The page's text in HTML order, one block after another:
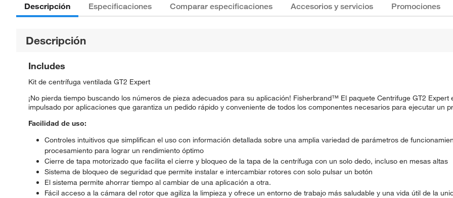
Descripción Especificaciones Comparar especificaciones Accesorios y servicios Promociones
Descripción
Includes
Kit de centrífuga ventilada GT2 Expert
¡No pierda tiempo buscando los números de pieza adecuados para su aplicación! Fisherbrand™ El paquete Centrifuge GT2 Expert
impulsado por aplicaciones que garantiza un pedido rápido y conveniente de todos los componentes necesarios para ejecutar un
Facilidad de uso:
Controles intuitivos que simplifican el uso con información detallada sobre una amplia variedad de parámetros de
procesamiento para lograr un rendimiento óptimo
Cierre de tapa motorizado que facilita el cierre y bloqueo de la tapa de la centrífuga con un solo dedo, incluso en mesas altas
Sistema de bloqueo de seguridad que permite instalar e intercambiar rotores con solo pulsar un botón
El sistema permite ahorrar tiempo al cambiar de una aplicación a otra.
Fácil acceso a la cámara del rotor que agiliza la limpieza y ofrece un entorno de trabajo más saludable y una vida útil de la